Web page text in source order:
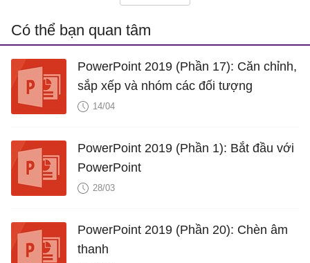
Có thể bạn quan tâm
PowerPoint 2019 (Phần 17): Căn chỉnh,
sắp xếp và nhóm các đối tượng
14/04
PowerPoint 2019 (Phần 1): Bắt đầu với
PowerPoint
28/03
PowerPoint 2019 (Phần 20): Chèn âm
thanh